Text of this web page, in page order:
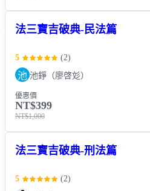
法三寶吉破典-民法篇
5 (2)
池 池錚（廖啓彣）
優惠價
NT$399
NT$1,000
法三寶吉破典-刑法篇
5 (2)